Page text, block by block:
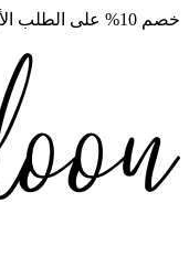
خصم 10% على الطلب الأول. الرمز: